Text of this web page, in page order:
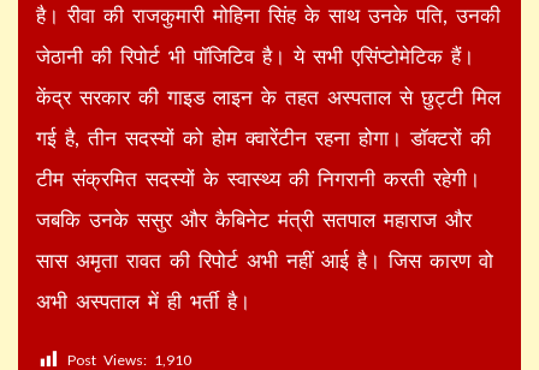
है। रीवा की राजकुमारी मोहिना सिंह के साथ उनके पति, उनकी
जेठानी की रिपोर्ट भी पॉजिटिव है। ये सभी एसिंप्टोमेटिक हैं।
केंद्र सरकार की गाइड लाइन के तहत अस्पताल से छुट्टी मिल
गई है, तीन सदस्यों को होम क्वारेंटीन रहना होगा। डॉक्टरों की
टीम संक्रमित सदस्यों के स्वास्थ्य की निगरानी करती रहेगी।
जबकि उनके ससुर और कैबिनेट मंत्री सतपाल महाराज और
सास अमृता रावत की रिपोर्ट अभी नहीं आई है। जिस कारण वो
अभी अस्पताल में ही भर्ती है।
Post Views: 1,910